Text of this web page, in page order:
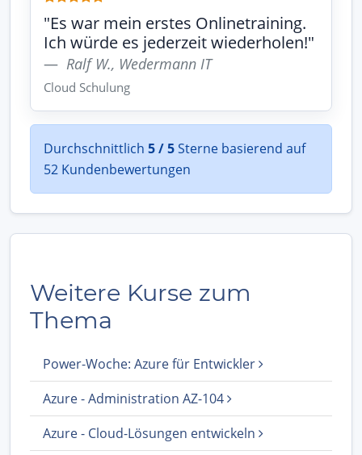
"Es war mein erstes Onlinetraining.
Ich würde es jederzeit wiederholen!"
Ralf W., Wedermann IT
Cloud Schulung
Durchschnittlich 5 / 5Sterne basierend auf
52 Kundenbewertungen
Weitere Kurse zum
Thema
Power-Woche: Azure für Entwickler
Azure - Administration AZ-104
Azure - Cloud-Lösungen entwickeln